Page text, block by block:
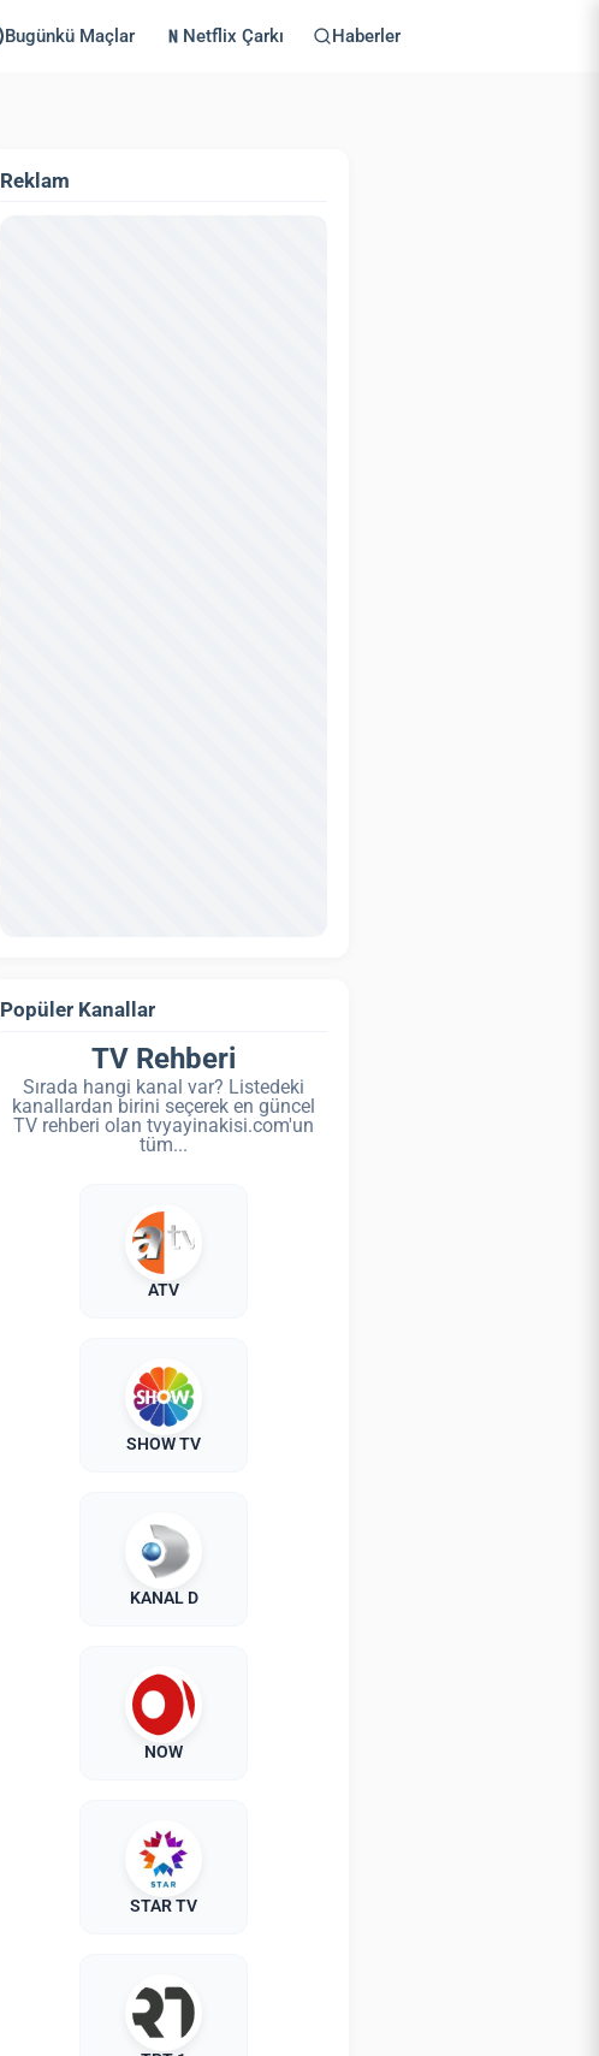
Bugünkü Maçlar Netflix Çarkı Haberler
Reklam
Popüler Kanallar
TV Rehberi
Sırada hangi kanal var? Listedeki
kanallardan birini seçerek en güncel
TV rehberi olan tvyayinakisi.com'un
tüm...
ATV
SHOW TV
KANAL D
NOW
STAR TV